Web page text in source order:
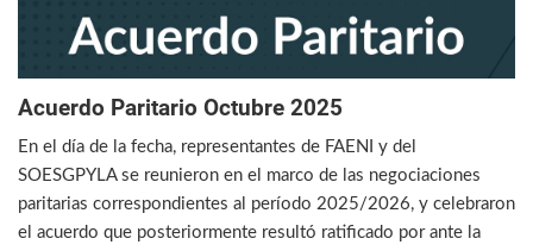
Acuerdo Paritario Octubre 2025
En el día de la fecha, representantes de FAENI y del
SOESGPYLA se reunieron en el marco de las negociaciones
paritarias correspondientes al período 2025/2026, y celebraron
el acuerdo que posteriormente resultó ratificado por ante la